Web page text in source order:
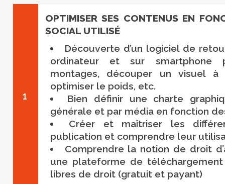
1
OPTIMISER SES CONTENUS EN
SOCIAL UTILISÉ
Découverte d’un logiciel de
ordinateur et sur smartphone
montages, découper un visuel
optimiser le poids, etc.
Bien définir une charte
générale et par média en fonction
Créer et maîtriser les
publication et comprendre leur
Comprendre la notion de droit
une plateforme de
libres de droit (gratuit et payant)